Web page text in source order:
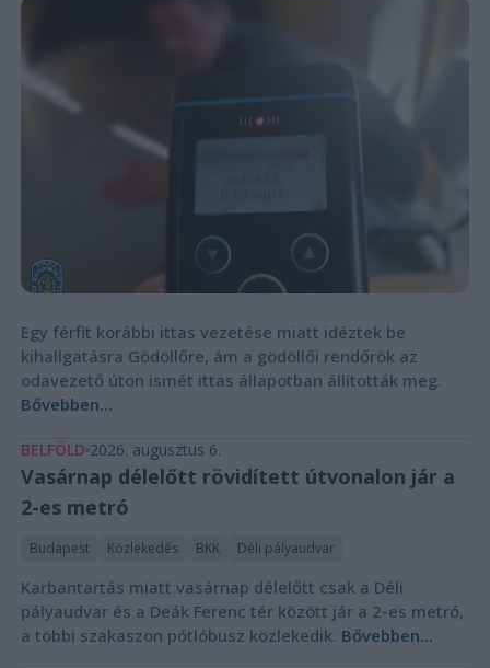
Egy férfit korábbi ittas vezetése miatt idéztek be
kihallgatásra Gödöllőre, ám a gödöllői rendőrök az
odavezető úton ismét ittas állapotban állították meg.
Bővebben...
BELFÖLD 2026. augusztus 6.
Vasárnap délelőtt rövidített útvonalon jár a
2-es metró
Budapest Közlekedés BKK Déli pályaudvar
Karbantartás miatt vasárnap délelőtt csak a Déli
pályaudvar és a Deák Ferenc tér között jár a 2-es metró,
a többi szakaszon pótlóbusz közlekedik. Bővebben...